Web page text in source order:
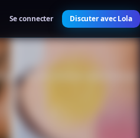
Se connecter Discuter avec Lola